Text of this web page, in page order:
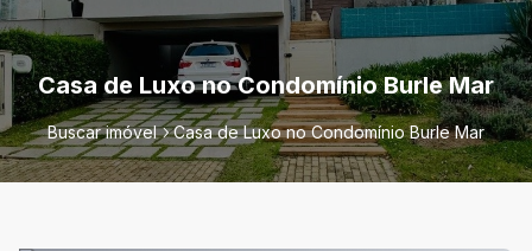
Casa de Luxo no Condomínio Burle Mar
Buscar imóvel Casa de Luxo no Condomínio Burle Mar